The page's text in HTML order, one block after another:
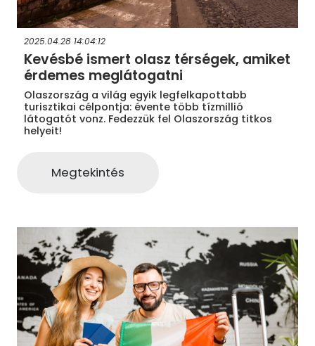
2025.04.28 14:04:12
Kevésbé ismert olasz térségek, amiket
érdemes meglátogatni
Olaszország a világ egyik legfelkapottabb
turisztikai célpontja: évente több tízmillió
látogatót vonz. Fedezzük fel Olaszország titkos
helyeit!
Megtekintés